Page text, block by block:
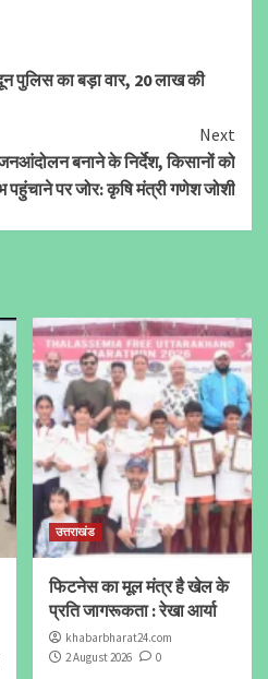
पुलिस का बड़ा वार, 20 लाख की
Next
बनाने के निर्देश, किसानों को
पर जोर: कृषि मंत्री गणेश जोशी
उत्तराखंड
फिटनेस का मूल मंत्र है खेल के
प्रति जागरूकता : रेखा आर्या
khabarbharat24.com
2 August 2026
0